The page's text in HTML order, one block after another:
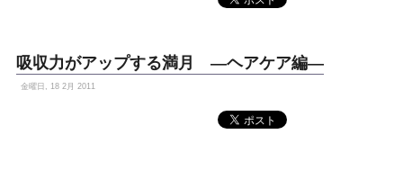
吸収力がアップする満月 —ヘアケア編—
金曜日, 18 2月 2011